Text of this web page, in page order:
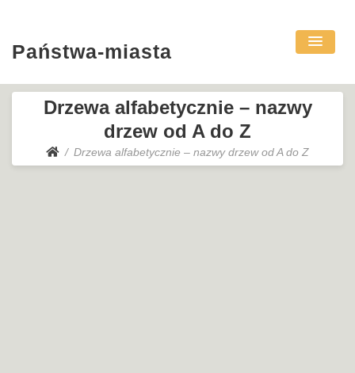
Państwa-miasta
Drzewa alfabetycznie – nazwy
drzew od A do Z
Drzewa alfabetycznie – nazwy drzew od A do Z